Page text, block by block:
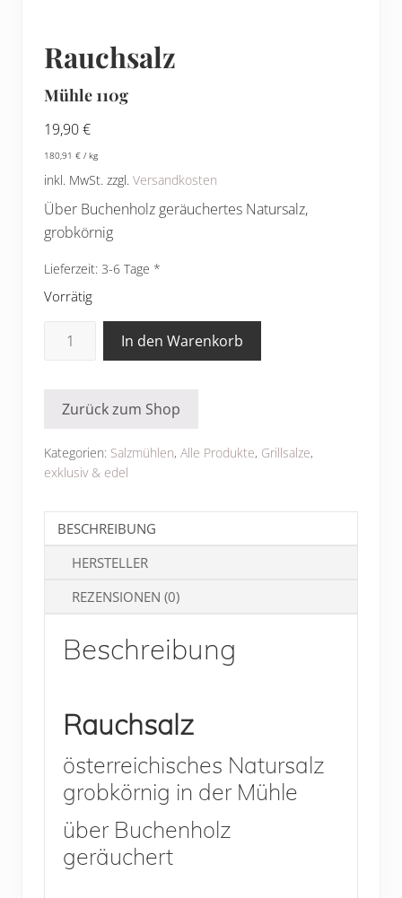
Rauchsalz
Mühle 110g
19,90€
180,91 € /kg
inkl. MwSt. zzgl. Versandkosten
Über Buchenholz geräuchertes Natursalz,
grobkörnig
Lieferzeit: 3-6 Tage
Vorrätig
Rauchsalz
In den Warenkorb
Zurück zum Shop
Kategorien: Salzmühlen, Alle Produkte, Grillsalze,
exklusiv & edel
BESCHREIBUNG
HERSTELLER
REZENSIONEN (0)
Beschreibung
Rauchsalz
österreichisches Natursalz
grobkörnig in der Mühle
über Buchenholz
geräuchert